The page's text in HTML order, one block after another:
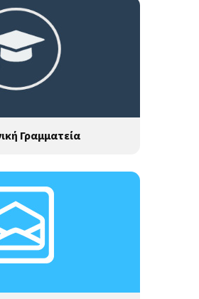
Γραμματεία